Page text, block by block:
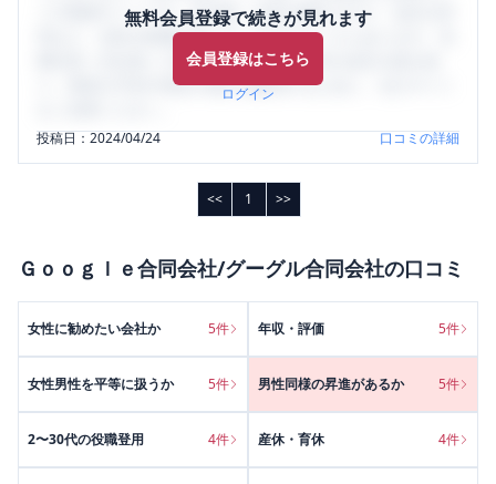
無料会員登録で続きが見れます
会員登録はこちら
ログイン
ミの投稿サイトです。給与面・女性の働きやすさ・会社の評
判など、女性の転職は気にすべき点がたくさんあります。先
輩社員（元社員）の口コミを通して、本当の会社の姿を知
り、将来の不安や現在の悩みを解消するために、ぜひサイト
投稿日：2024/04/24 口コミの詳細
<< 1 >>
Ｇｏｏｇｌｅ合同会社/グーグル合同会社の口コミ
女性に勧めたい会社か 5件 年収・評価 5件
女性男性を平等に扱うか 5件 男性同様の昇進があるか 5件
2〜30代の役職登用 4件 産休・育休 4件